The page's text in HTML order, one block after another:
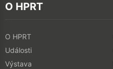
O HPRT
O HPRT
Události
Výstava